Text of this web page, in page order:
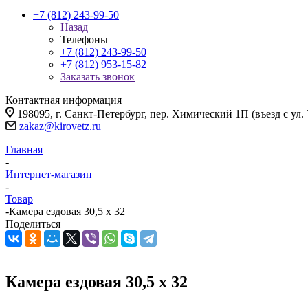
+7 (812) 243-99-50
Назад
Телефоны
+7 (812) 243-99-50
+7 (812) 953-15-82
Заказать звонок
Контактная информация
198095, г. Санкт-Петербург, пер. Химический 1П (въезд с
zakaz@kirovetz.ru
Главная
-
Интернет-магазин
-
Товар
-Камера ездовая 30,5 х 32
Поделиться
Камера ездовая 30,5 х 32